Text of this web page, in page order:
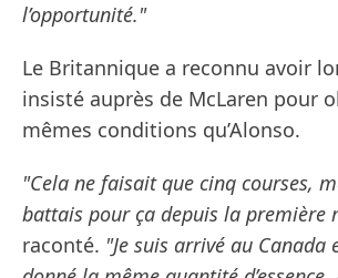
l’opportunité."
Le Britannique a reconnu avoir
insisté auprès de McLaren pour
mêmes conditions qu’Alonso.
"Cela ne faisait que cinq courses,
battais pour ça depuis la première
raconté. "Je suis arrivé au Canada